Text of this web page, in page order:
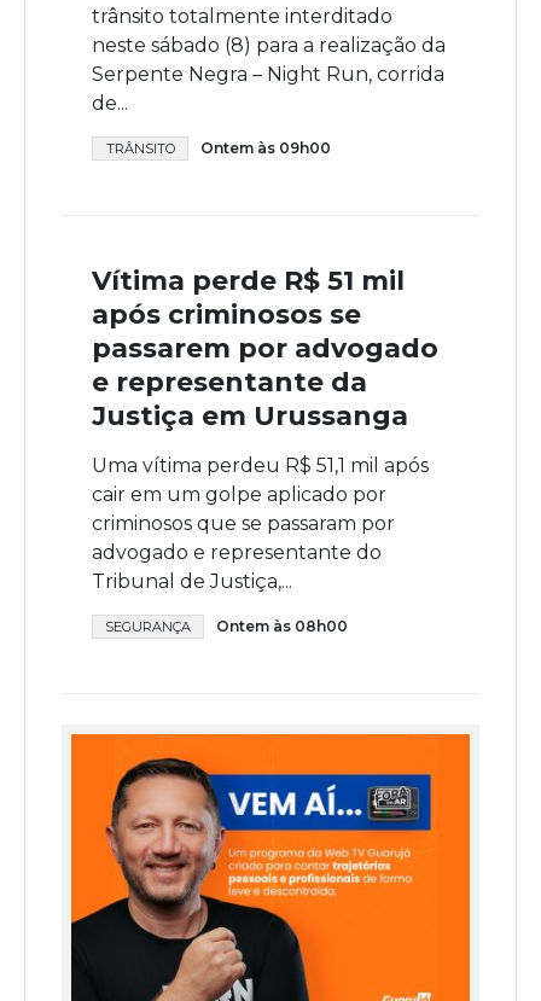
trânsito totalmente interditado
neste sábado (8) para a realização da
Serpente Negra – Night Run, corrida
de...
TRÂNSITO Ontem às 09h00
Vítima perde R$ 51 mil
após criminosos se
passarem por advogado
e representante da
Justiça em Urussanga
Uma vítima perdeu R$ 51,1 mil após
cair em um golpe aplicado por
criminosos que se passaram por
advogado e representante do
Tribunal de Justiça,...
SEGURANÇA Ontem às 08h00